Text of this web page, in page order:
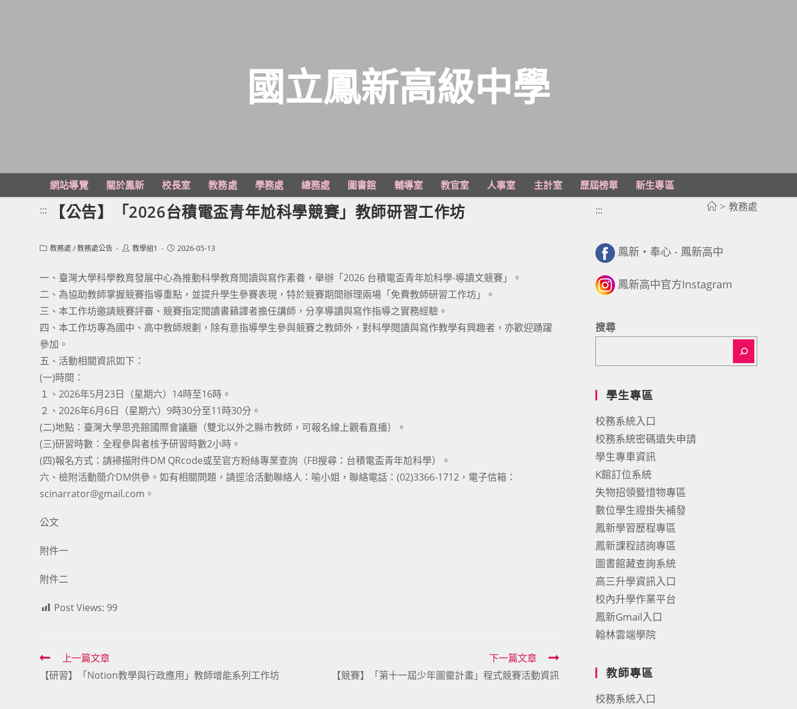
主
國立鳳新高級中學
網站導覽 關於鳳新 校長室 教務處 學務處 總務處 圖書館 輔導室 教官室 人事室 主計室 歷屆榜單
新生專區
> 教務處
::: 【公告】「2026台積電盃青年尬科學競賽」教師研習工作坊
Post教務處 /教務處公告
Post教學組1
Post2026-05-13
一、臺灣大學科學教育發展中心為推動科學教育閱讀與寫作素養，舉辦「2026 台積電盃青年尬科學-導讀文競賽」。
二、為協助教師掌握競賽指導重點，並提升學生參賽表現，特於競賽期間辦理兩場「免費教師研習工作坊」。
三、本工作坊邀請競賽評審、競賽指定閱讀書籍譯者擔任講師，分享導讀與寫作指導之實務經驗。
四、本工作坊專為國中、高中教師規劃，除有意指導學生參與競賽之教師外，對科學閱讀與寫作教學有興趣者，亦歡迎踴躍
參加。
五、活動相關資訊如下：
(一)時間：
１、2026年5月23日（星期六）14時至16時。
２、2026年6月6日（星期六）9時30分至11時30分。
(二)地點：臺灣大學思亮館國際會議廳（雙北以外之縣市教師，可報名線上觀看直播）。
(三)研習時數：全程參與者核予研習時數2小時。
(四)報名方式：請掃描附件DM QRcode或至官方粉絲專業查詢（FB搜尋：台積電盃青年尬科學）。
六、檢附活動簡介DM供參。如有相關問題，請逕洽活動聯絡人：喻小姐，聯絡電話：(02)3366-1712，電子信箱：
scinarrator@gmail.com。
公文
附件一
附件二
Post Views: 99
Read
more
上一篇文章
【研習】「Notion教學與行政應用」教師增能系列工作坊
下一篇文章
【競賽】「第十一屆少年圖靈計畫」程式競賽活動資訊
:::
鳳新・奉心 - 鳳新高中
鳳新高中官方Instagram
搜尋
學生專區
校務系統入口
校務系統密碼遺失申請
學生專車資訊
K館訂位系統
失物招領暨惜物專區
數位學生證掛失補發
鳳新學習歷程專區
鳳新課程諮詢專區
圖書館藏查詢系統
高三升學資訊入口
校內升學作業平台
鳳新Gmail入口
翰林雲端學院
教師專區
校務系統入口